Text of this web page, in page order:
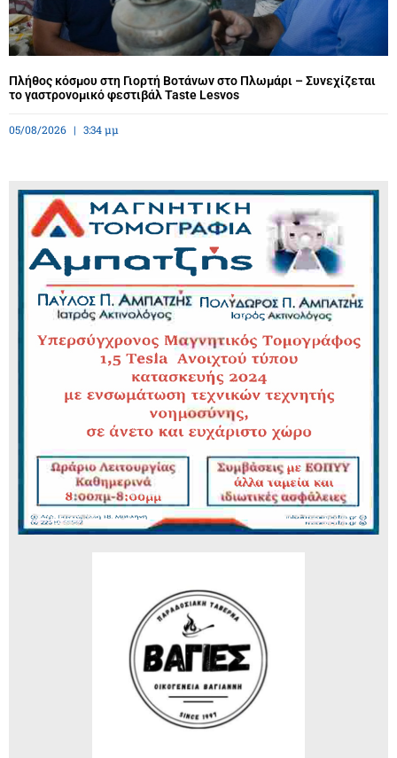
Πλήθος κόσμου στη Γιορτή Βοτάνων στο Πλωμάρι – Συνεχίζεται
το γαστρονομικό φεστιβάλ Taste Lesvos
05/08/2026 3:34 μμ